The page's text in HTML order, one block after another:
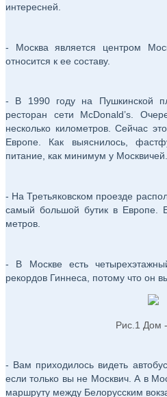
интересней.
- Москва является центром
относится к ее составу.
- В 1990 году на Пушкинской
ресторан сети McDonald’s.
несколько километров. Сейчас
Европе. Как выяснилось,
питание, как минимум у Москвичей.
- На Третьяковском проезде
самый большой бутик в Европе.
метров.
- В Москве есть
рекордов Гиннеса, потому что он
Рис.1 Дом
- Вам приходилось видеть
если только вы не Москвич. А в
маршруту между Белорусским